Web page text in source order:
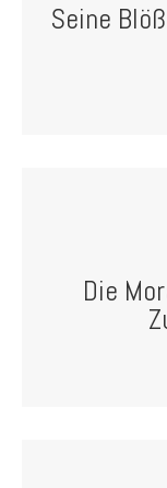
Seine
Die